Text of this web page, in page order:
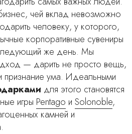
чей вклад невозможно
человеку, у которого,
корпоративные сувениры
же день. Мы
— дарить не просто вещь,
признание ума. Идеальными
для этого становятся
игры Pentago и Solonoble,
камней и